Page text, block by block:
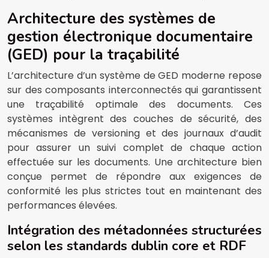
Architecture des systèmes de
gestion électronique documentaire
(GED) pour la traçabilité
L’architecture d’un système de GED moderne repose
sur des composants interconnectés qui garantissent
une traçabilité optimale des documents. Ces
systèmes intègrent des couches de sécurité, des
mécanismes de versioning et des journaux d’audit
pour assurer un suivi complet de chaque action
effectuée sur les documents. Une architecture bien
conçue permet de répondre aux exigences de
conformité les plus strictes tout en maintenant des
performances élevées.
Intégration des métadonnées structurées
selon les standards dublin core et RDF